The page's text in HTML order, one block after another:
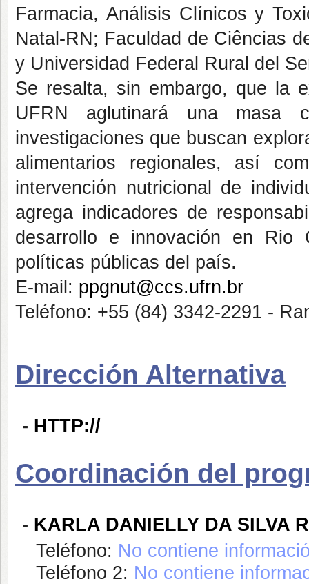
Farmacia, Análisis Clínicos y
Natal-RN; Faculdad de Ciências
y Universidad Federal Rural del
Se resalta, sin embargo, que la
UFRN aglutinará una masa
investigaciones que buscan
alimentarios regionales, así
intervención nutricional de
agrega indicadores de
desarrollo e innovación en Rio
políticas públicas del país.
E-mail: ppgnut@ccs.ufrn.br
Teléfono: +55 (84) 3342-2291 -
Dirección Alternativa
- HTTP://
Coordinación del
- KARLA DANIELLY DA SILVA
Teléfono: No contiene
Teléfono 2: No contiene